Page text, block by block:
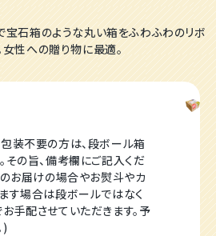
宝石箱のような丸い箱をふわふわのリボ
女性への贈り物に最適。
装不要の方は、段ボール箱
その旨、備考欄にご記入くだ
お届けの場合やお熨斗やカ
す場合は段ボールではなく
手配させていただきます。予
)